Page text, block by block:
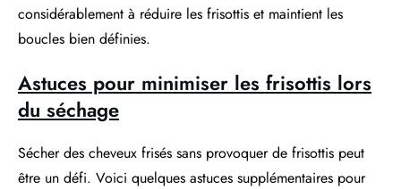
considérablement à réduire les frisottis et maintient les
boucles bien définies.
Astuces pour minimiser les frisottis lors
du séchage
Sécher des cheveux frisés sans provoquer de frisottis peut
être un défi. Voici quelques astuces supplémentaires pour